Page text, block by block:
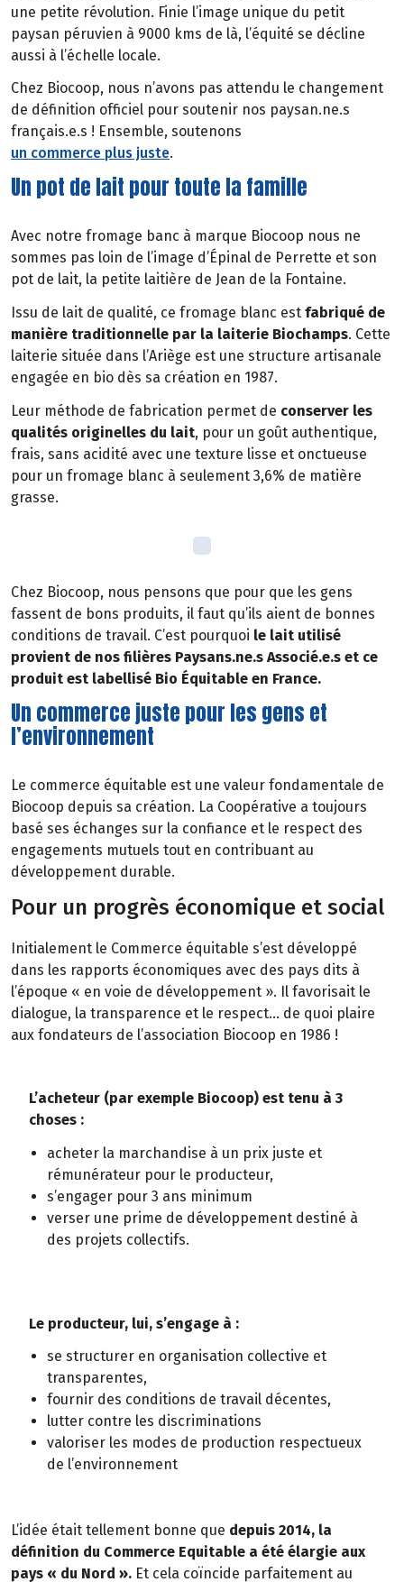
une petite révolution. Finie l’image unique du petit
paysan péruvien à 9000 kms de là, l’équité se décline
aussi à l’échelle locale.
Chez Biocoop, nous n’avons pas attendu le changement
de définition officiel pour soutenir nos paysan.ne.s
français.e.s ! Ensemble, soutenons
un commerce plus juste.
Un pot de lait pour toute la famille
Avec notre fromage banc à marque Biocoop nous ne
sommes pas loin de l’image d’Épinal de Perrette et son
pot de lait, la petite laitière de Jean de la Fontaine.
Issu de lait de qualité, ce fromage blanc est fabriqué de
manière traditionnelle par la laiterie Biochamps. Cette
laiterie située dans l’Ariège est une structure artisanale
engagée en bio dès sa création en 1987.
Leur méthode de fabrication permet de conserver les
qualités originelles du lait, pour un goût authentique,
frais, sans acidité avec une texture lisse et onctueuse
pour un fromage blanc à seulement 3,6% de matière
grasse.
Chez Biocoop, nous pensons que pour que les gens
fassent de bons produits, il faut qu’ils aient de bonnes
conditions de travail. C’est pourquoi le lait utilisé
provient de nos filières Paysans.ne.s Associé.e.s et ce
produit est labellisé Bio Équitable en France.
Un commerce juste pour les gens et
l’environnement
Le commerce équitable est une valeur fondamentale de
Biocoop depuis sa création. La Coopérative a toujours
basé ses échanges sur la confiance et le respect des
engagements mutuels tout en contribuant au
développement durable.
Pour un progrès économique et social
Initialement le Commerce équitable s’est développé
dans les rapports économiques avec des pays dits à
l’époque « en voie de développement ». Il favorisait le
dialogue, la transparence et le respect… de quoi plaire
aux fondateurs de l’association Biocoop en 1986 !
L’acheteur (par exemple Biocoop) est tenu à 3
choses :
acheter la marchandise à un prix juste et
rémunérateur pour le producteur,
s’engager pour 3 ans minimum
verser une prime de développement destiné à
des projets collectifs.
Le producteur, lui, s’engage à :
se structurer en organisation collective et
transparentes,
fournir des conditions de travail décentes,
lutter contre les discriminations
valoriser les modes de production respectueux
de l’environnement
L’idée était tellement bonne que depuis 2014, la
définition du Commerce Equitable a été élargie aux
pays « du Nord ». Et cela coïncide parfaitement au